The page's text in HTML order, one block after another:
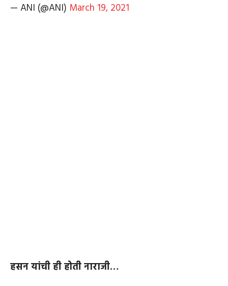
— ANI (@ANI) March 19, 2021
हसन यांची ही होती नाराजी…